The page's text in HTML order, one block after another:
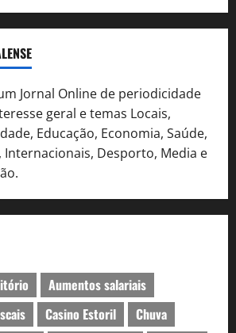
Jornal Online de periodicidade
geral e temas Locais,
Educação, Economia, Saúde,
Internacionais, Desporto, Media e
Aumentos salariais
Casino Estoril
Chuva